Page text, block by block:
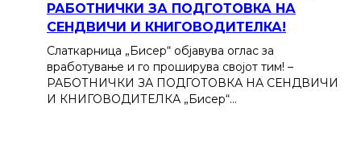
РАБОТНИЧКИ ЗА ПОДГОТОВКА НА
СЕНДВИЧИ И КНИГОВОДИТЕЛКА!
Слаткарница „Бисер“ објавува оглас за
вработување и го проширува својот тим! –
РАБОТНИЧКИ ЗА ПОДГОТОВКА НА СЕНДВИЧИ
И КНИГОВОДИТЕЛКА „Бисер“…